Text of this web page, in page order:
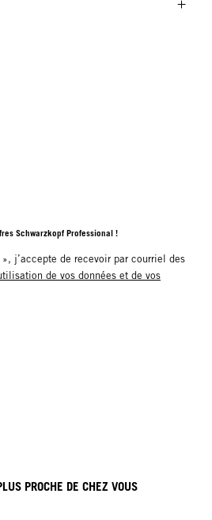
Schwarzkopf Professional !
j’accepte de recevoir par courriel des
de vos données et de vos
PROCHE DE CHEZ VOUS